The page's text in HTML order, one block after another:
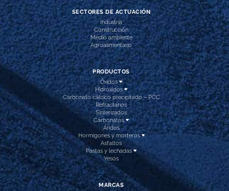
SECTORES DE ACTUACIÓN
Industria
Construcción
Medio ambiente
Agroalimentario
PRODUCTOS
Óxidos
Hidróxidos
Carbonato cálcico precipitado – PCC
Refractarios
Sinterizados
Carbonatos
Áridos
Hormigones y morteros
Asfaltos
Pastas y lechadas
Yesos
MARCAS